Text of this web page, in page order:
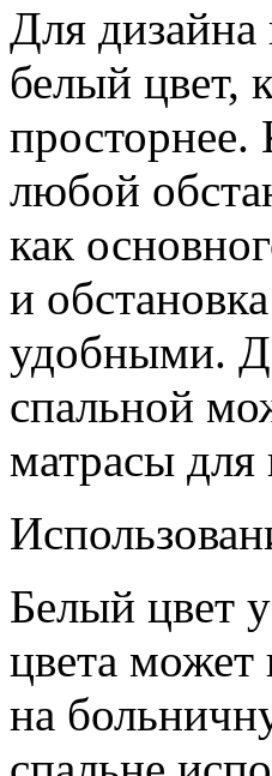
Для дизайна
белый цвет,
просторнее.
любой
как
и
удобными.
спальной
матрасы для
Белый цвет
цвета может
на